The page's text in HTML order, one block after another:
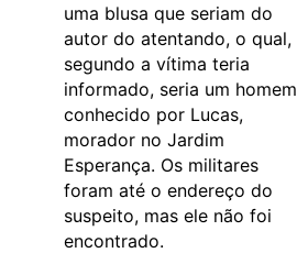
uma blusa que seriam do
autor do atentando, o qual,
segundo a vítima teria
informado, seria um homem
conhecido por Lucas,
morador no Jardim
Esperança. Os militares
foram até o endereço do
suspeito, mas ele não foi
encontrado.